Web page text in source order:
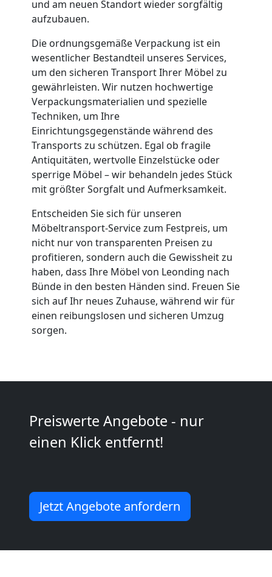
und am neuen Standort wieder sorgfältig
aufzubauen.
Die ordnungsgemäße Verpackung ist ein
wesentlicher Bestandteil unseres Services,
um den sicheren Transport Ihrer Möbel zu
gewährleisten. Wir nutzen hochwertige
Verpackungsmaterialien und spezielle
Techniken, um Ihre
Einrichtungsgegenstände während des
Transports zu schützen. Egal ob fragile
Antiquitäten, wertvolle Einzelstücke oder
sperrige Möbel – wir behandeln jedes Stück
mit größter Sorgfalt und Aufmerksamkeit.
Entscheiden Sie sich für unseren
Möbeltransport-Service zum Festpreis, um
nicht nur von transparenten Preisen zu
profitieren, sondern auch die Gewissheit zu
haben, dass Ihre Möbel von Leonding nach
Bünde in den besten Händen sind. Freuen Sie
sich auf Ihr neues Zuhause, während wir für
einen reibungslosen und sicheren Umzug
sorgen.
Preiswerte Angebote - nur
einen Klick entfernt!
Jetzt Angebote anfordern
und
Lagerung
Leonding
Full-
Service-
Umzug
Leonding
Qualitäts-
Umzüge
Leonding
Anfrage
Möbeltransport
National
Möbeltransport